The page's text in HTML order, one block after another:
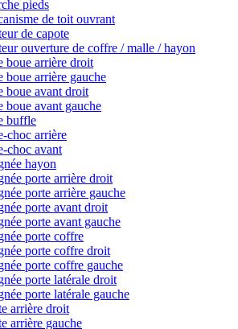
pieds
de toit ouvrant
de capote
ouverture de coffre / malle / hayon
boue arrière droit
boue arrière gauche
boue avant droit
boue avant gauche
buffle
choc arrière
choc avant
hayon
porte arrière droit
porte arrière gauche
porte avant droit
porte avant gauche
porte coffre
porte coffre droit
porte coffre gauche
porte latérale droit
porte latérale gauche
arrière droit
arrière gauche